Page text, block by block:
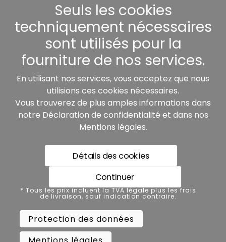
Nos partenaires:
* Tous les prix incluent la TVA légale plus les frais de
livraison, sauf indication contraire.
Protection des données
Mentions légales
Conditions générales de vente
Seuls les cookies
techniquement nécessaires
sont utilisés pour la
fourniture de nos services.
En utilisant nos services, vous acceptez que nous
utilisions ces cookies nécessaires.
Vous trouverez de plus amples informations dans
notre Déclaration de confidentialité et dans nos
Mentions légales.
Détails des cookies
Continuer
* Tous les prix incluent la TVA légale plus les frais
de livraison, sauf indication contraire.
Protection des données